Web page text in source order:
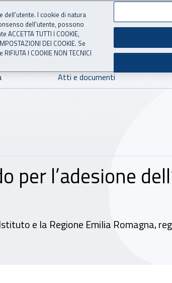
Atti e documenti
per l’adesione
e la Regione Emilia Romagna,
I cookie di natura
dell’utente, possono
TUTTI I COOKIE,
DEI COOKIE. Se
I COOKIE NON TECNICI